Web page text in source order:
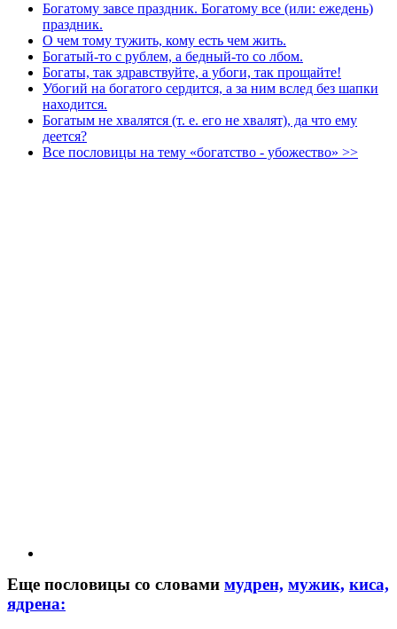
Богатому завсе праздник. Богатому все (или: ежедень)
праздник.
О чем тому тужить, кому есть чем жить.
Богатый-то с рублем, а бедный-то со лбом.
Богаты, так здравствуйте, а убоги, так прощайте!
Убогий на богатого сердится, а за ним вслед без шапки
находится.
Богатым не хвалятся (т. е. его не хвалят), да что ему
деется?
Все пословицы на тему «богатство - убожество» >>
Еще пословицы со словами мудрен, мужик, киса,
ядрена: